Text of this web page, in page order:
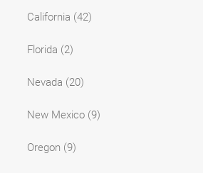
California (42)
Florida (2)
Nevada (20)
New Mexico (9)
Oregon (9)